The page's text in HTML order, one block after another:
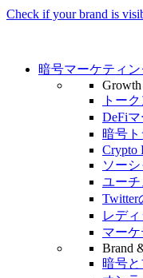
Check if your brand is
暗号マーケティ
トー
DeFi
暗号
Crypto
ソー
ユー
Twitter
レデ
マー
Brand
暗号